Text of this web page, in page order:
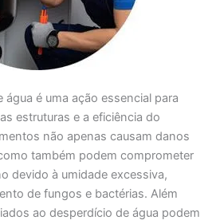
água é uma ação essencial para
estruturas e a eficiência do
não apenas causam danos
também podem comprometer
devido à umidade excessiva,
de fungos e bactérias. Além
ao desperdício de água podem